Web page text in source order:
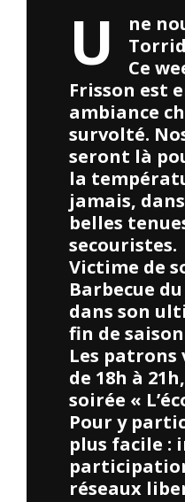
U
ne
Ce
Frisson est
ambiance
survolté.
seront là
la
jamais,
belles
secouristes.
Victime de
Barbecue
dans son
fin de
Les
de 18h à
soirée «
Pour y
plus facile :
réseaux